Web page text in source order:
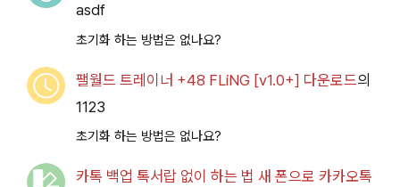
asdf
초기화 하는 방법은 없나요?
팰월드 트레이너 +48 FLiNG [v1.0+] 다운로드의
1123
초기화 하는 방법은 없나요?
카톡 백업 톡서랍 없이 하는 법 새 폰으로 카카오톡